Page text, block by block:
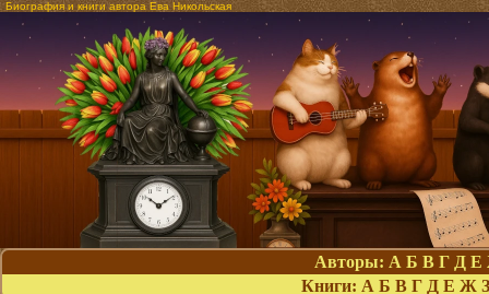
Биография и книги автора Ева Никольская
Авторы: А Б В Г Д Е
Книги: А Б В Г Д Е Ж З